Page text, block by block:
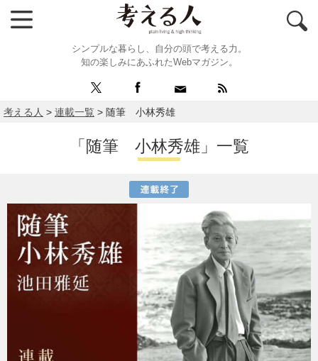
シンプルな暮らし、自分の頭で考える力。
知の楽しみにあふれたWebマガジン。
考える人 > 連載一覧 > 随筆 小林秀雄
「随筆 小林秀雄」一覧